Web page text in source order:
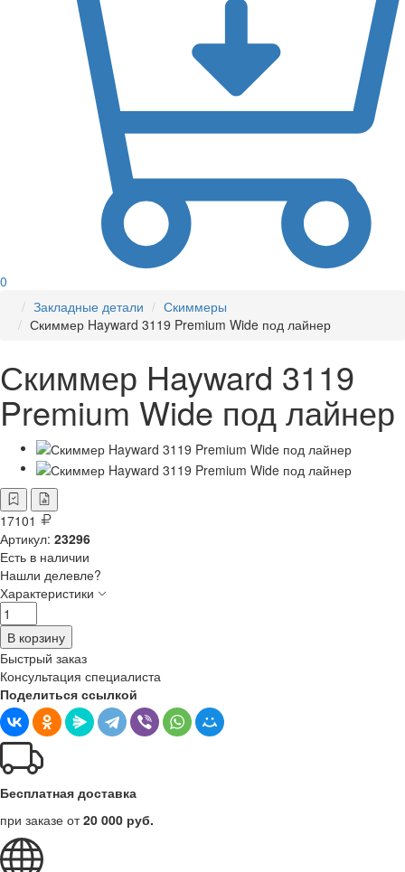
0
Закладные детали
Скиммеры
Скиммер Hayward 3119 Premium Wide под лайнер
Скиммер Hayward 3119
Premium Wide под лайнер
17101
Артикул: 23296
Есть в наличии
Нашли делевле?
Характеристики
В корзину
Быстрый заказ
Консультация специалиста
Поделиться ссылкой
Бесплатная доставка
при заказе от20 000 руб.